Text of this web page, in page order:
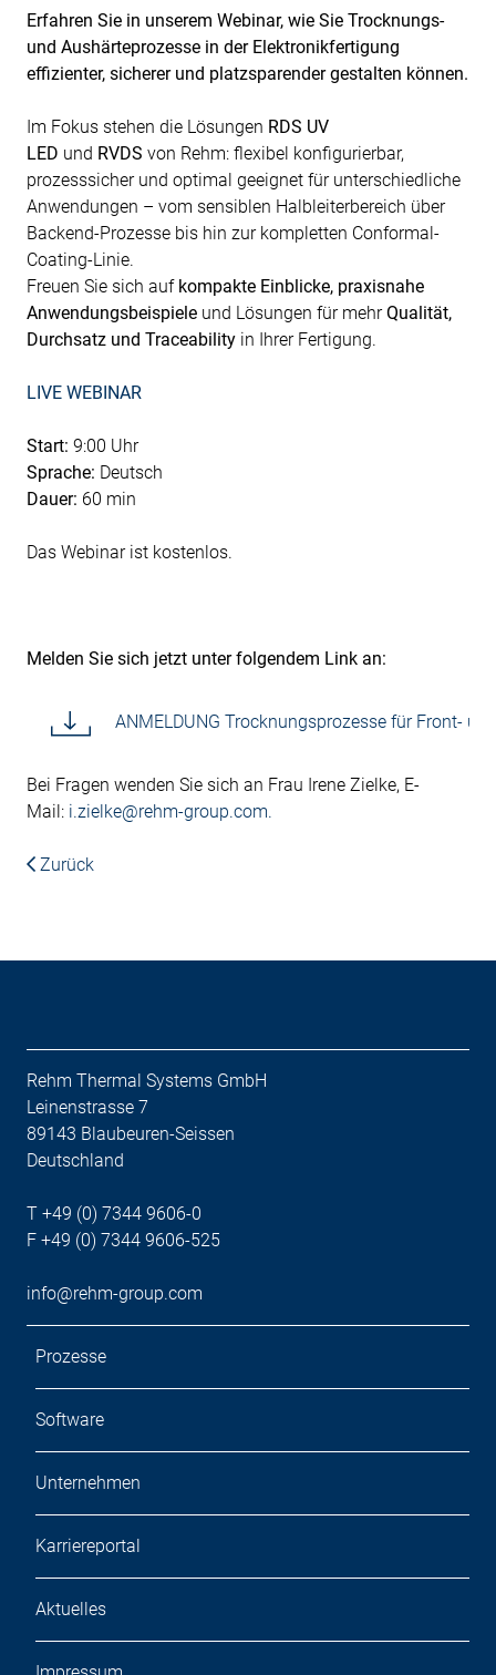
Erfahren Sie in unserem Webinar, wie Sie Trocknungs-
und Aushärteprozesse in der Elektronikfertigung
effizienter, sicherer und platzsparender gestalten können.
Im Fokus stehen die Lösungen RDS UV
LED und RVDS von Rehm: flexibel konfigurierbar,
prozesssicher und optimal geeignet für unterschiedliche
Anwendungen – vom sensiblen Halbleiterbereich über
Backend-Prozesse bis hin zur kompletten Conformal-
Coating-Linie.
Freuen Sie sich aufkompakte Einblicke, praxisnahe
Anwendungsbeispiele und Lösungen für mehrQualität,
Durchsatz und Traceability in Ihrer Fertigung.
LIVE WEBINAR
Start: 9:00 Uhr
Sprache: Deutsch
Dauer: 60 min
Das Webinar ist kostenlos.
Melden Sie sich jetzt unter folgendem Link an:
ANMELDUNG Trocknungsprozesse für Front-
Bei Fragen wenden Sie sich an Frau Irene Zielke, E-
Mail: i.zielke@rehm-group.com.
Zurück
Rehm Thermal Systems GmbH
Leinenstrasse 7
89143 Blaubeuren-Seissen
Deutschland
T +49 (0) 7344 9606-0
F +49 (0) 7344 9606-525
info@rehm-group.com
Prozesse
Software
Unternehmen
Karriereportal
Aktuelles